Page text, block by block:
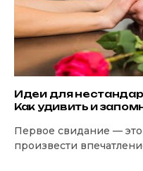
Идеи для
Как удивить и
Первое свидание — это
произвести